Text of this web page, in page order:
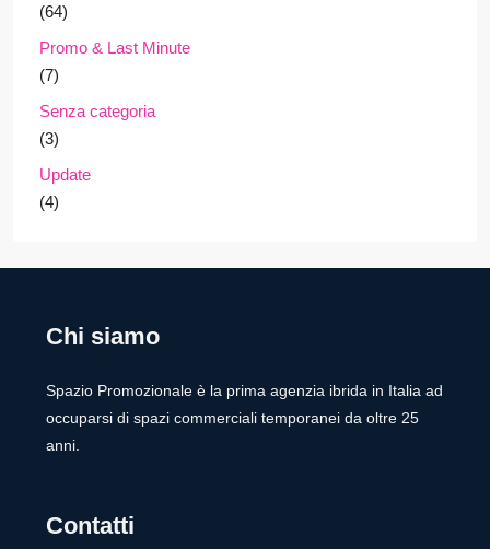
(64)
Promo & Last Minute
(7)
Senza categoria
(3)
Update
(4)
Chi siamo
Spazio Promozionale è la prima agenzia ibrida in Italia ad
occuparsi di spazi commerciali temporanei da oltre 25
anni.
Contatti